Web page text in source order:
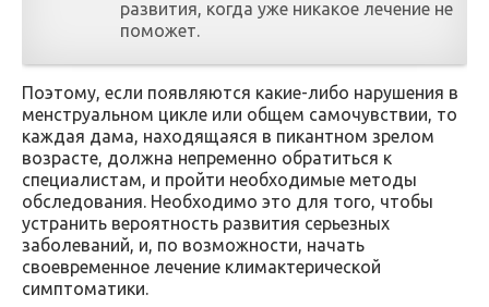
развития, когда уже никакое лечение не
поможет.
Поэтому, если появляются какие-либо нарушения в
менструальном цикле или общем самочувствии, то
каждая дама, находящаяся в пикантном зрелом
возрасте, должна непременно обратиться к
специалистам, и пройти необходимые методы
обследования. Необходимо это для того, чтобы
устранить вероятность развития серьезных
заболеваний, и, по возможности, начать
своевременное лечение климактерической
симптоматики.